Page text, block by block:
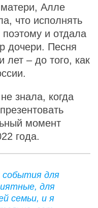
Алле
что исполнять
и отдала
дочери. Песня
лет – до того, как
знала, когда
момент
года.
события для
для
семьи, и я